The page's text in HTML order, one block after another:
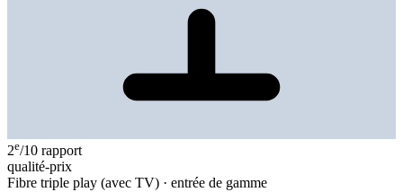
2e/10 rapport
qualité-prix
Fibre triple play (avec TV) · entrée de gamme